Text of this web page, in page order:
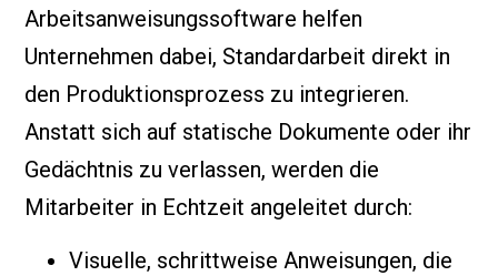
Arbeitsanweisungssoftware helfen
Unternehmen dabei, Standardarbeit direkt in
den Produktionsprozess zu integrieren.
Anstatt sich auf statische Dokumente oder ihr
Gedächtnis zu verlassen, werden die
Mitarbeiter in Echtzeit angeleitet durch:
Visuelle, schrittweise Anweisungen, die